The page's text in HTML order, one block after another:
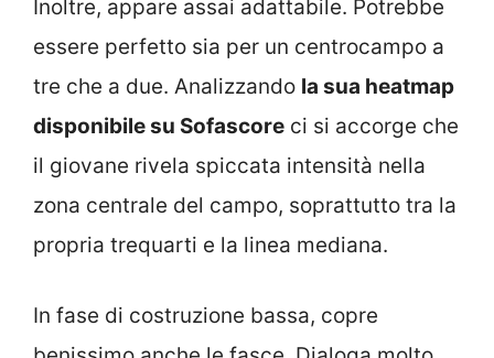
Inoltre, appare assai adattabile. Potrebbe
essere perfetto sia per un centrocampo a
tre che a due. Analizzando la sua heatmap
disponibile su Sofascore ci si accorge che
il giovane rivela spiccata intensità nella
zona centrale del campo, soprattutto tra la
propria trequarti e la linea mediana.
In fase di costruzione bassa, copre